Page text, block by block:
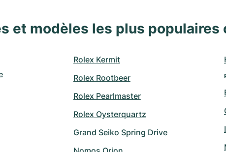
et modèles les plus populaires
Rolex Kermit
Rolex Rootbeer
Rolex Pearlmaster
Rolex Oysterquartz
Grand Seiko Spring Drive